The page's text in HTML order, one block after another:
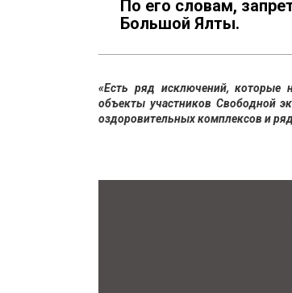
По его словам,
Большой Ялты.
«Есть ряд исключений, которые
объекты участников Свободной
оздоровительных комплексов и